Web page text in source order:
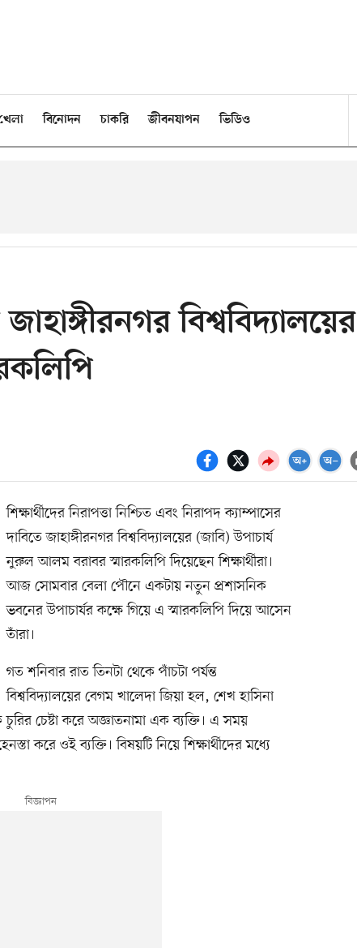
বিনোদন চাকরি জীবনযাপন ভিডিও
বিশ্ববিদ্যালয়ের
শিক্ষার্থীদের নিরাপত্তা নিশ্চিত এবং নিরাপদ ক্যাম্পাসের
দাবিতে জাহাঙ্গীরনগর বিশ্ববিদ্যালয়ের (জাবি) উপাচার্য
নুরুল আলম বরাবর স্মারকলিপি দিয়েছেন শিক্ষার্থীরা।
আজ সোমবার বেলা পৌনে একটায় নতুন প্রশাসনিক
ভবনের উপাচার্যর কক্ষে গিয়ে এ স্মারকলিপি দিয়ে আসেন
তাঁরা।
গত শনিবার রাত তিনটা থেকে পাঁচটা পর্যন্ত
বিশ্ববিদ্যালয়ের বেগম খালেদা জিয়া হল, শেখ হাসিনা
চেষ্টা করে অজ্ঞাতনামা এক ব্যক্তি। এ সময়
করে ওই ব্যক্তি। বিষয়টি নিয়ে শিক্ষার্থীদের মধ্যে